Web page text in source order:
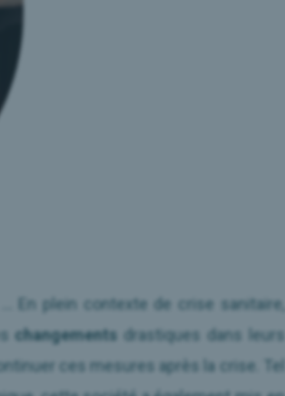
En plein contexte de crise sanitaire,
changements drastiques dans leurs
ces mesures après la crise. Tel